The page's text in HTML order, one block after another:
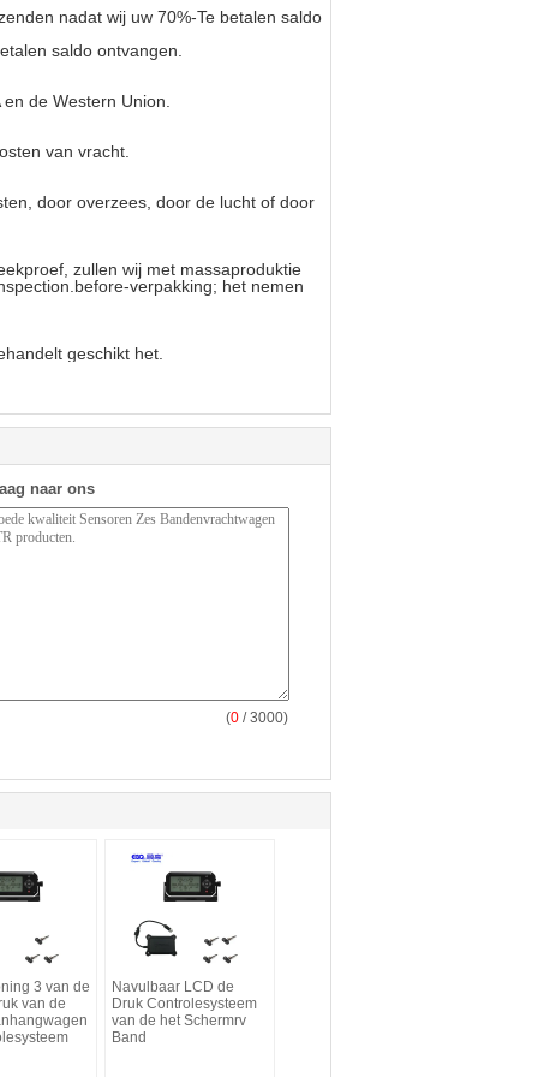
nadat wij uw 70%-Te betalen saldo
saldo ontvangen.
de Western Union.
van vracht.
door overzees, door de lucht of door
zullen wij met massaproduktie
verpakking; het nemen
geschikt het.
naar ons
(0 / 3000)
3 van de
van de
Navulbaar LCD de
Druk Controlesysteem
van de het Schermrv
Band